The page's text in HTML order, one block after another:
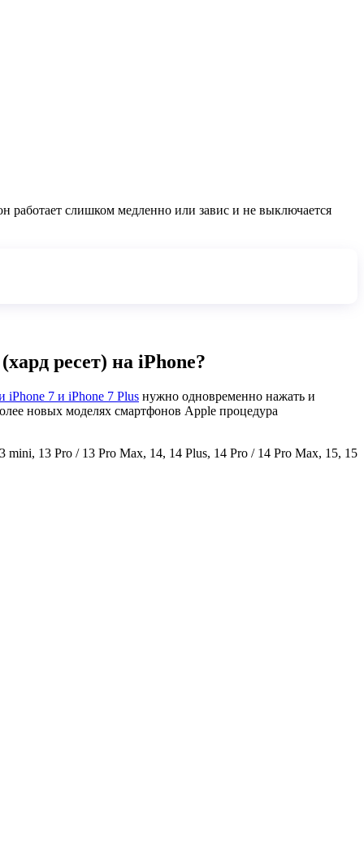
работает слишком медленно или завис и не выключается
ресет) на iPhone?
iPhone 7 и iPhone 7 Plus нужно одновременно нажать и
новых моделях смартфонов Apple процедура
13 Pro / 13 Pro Max, 14, 14 Plus, 14 Pro / 14 Pro Max, 15, 15